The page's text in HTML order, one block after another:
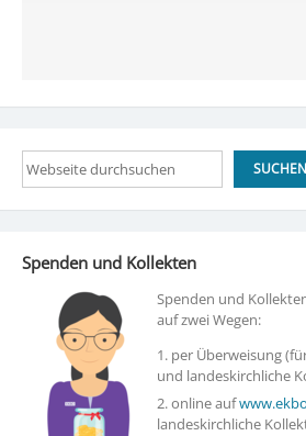
Suchen SUCHEN
Spenden und Kollekten
Spenden und
auf zwei Wegen:
1. per Überweisung
und landeskirchliche
2. online auf
landeskirchliche